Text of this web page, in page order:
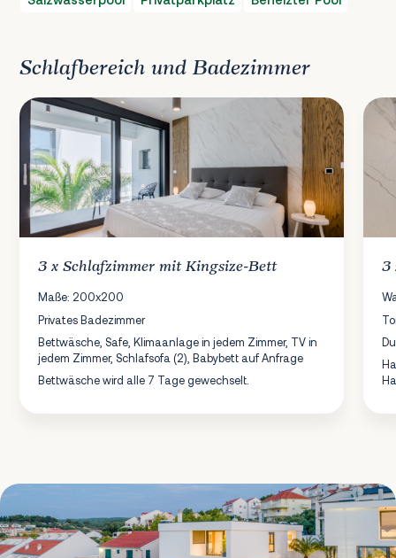
Schlafbereich und Badezimmer
3 xSchlafzimmer mit Kingsize-Bett
Maße: 200x200
Privates Badezimmer
Bettwäsche, Safe, Klimaanlage in jedem Zimmer, TV in
jedem Zimmer, Schlafsofa (2), Babybett auf Anfrage
Bettwäsche wird alle 7 Tage gewechselt.
3